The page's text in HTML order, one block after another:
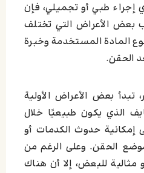
إجراء طبي أو تجميلي، فإن
بعض الأعراض التي تختلف
المادة المستخدمة وخبرة
الحقن.
تبدأ بعض الأعراض الأولية
الذي يكون طبيعيًا خلال
إمكانية حدوث الكدمات أو
الحقن. وعلى الرغم من
مثالية للبعض، إلا أن هناك